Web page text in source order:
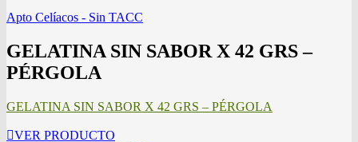
Apto Celíacos - Sin TACC
GELATINA SIN SABOR X 42 GRS –
PÉRGOLA
GELATINA SIN SABOR X 42 GRS – PÉRGOLA
VER PRODUCTO